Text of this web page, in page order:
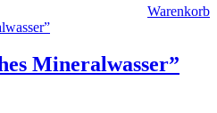
Warenkorb
Mineralwasser”